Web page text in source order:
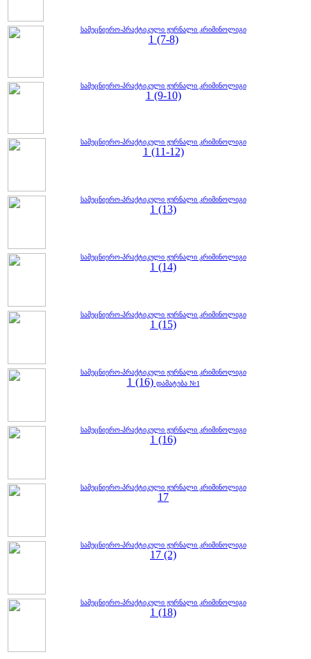
სამეცნიერო-პრაქტიკული ჟურნალი კრიმინოლიგი
1 (7-8)
სამეცნიერო-პრაქტიკული ჟურნალი კრიმინოლიგი
1 (9-10)
სამეცნიერო-პრაქტიკული ჟურნალი კრიმინოლიგი
1 (11-12)
სამეცნიერო-პრაქტიკული ჟურნალი კრიმინოლიგი
1 (13)
სამეცნიერო-პრაქტიკული ჟურნალი კრიმინოლიგი
1 (14)
სამეცნიერო-პრაქტიკული ჟურნალი კრიმინოლიგი
1 (15)
სამეცნიერო-პრაქტიკული ჟურნალი კრიმინოლიგი
1 (16) დამატება №1
სამეცნიერო-პრაქტიკული ჟურნალი კრიმინოლიგი
1 (16)
სამეცნიერო-პრაქტიკული ჟურნალი კრიმინოლიგი
17
სამეცნიერო-პრაქტიკული ჟურნალი კრიმინოლიგი
17 (2)
სამეცნიერო-პრაქტიკული ჟურნალი კრიმინოლიგი
1 (18)